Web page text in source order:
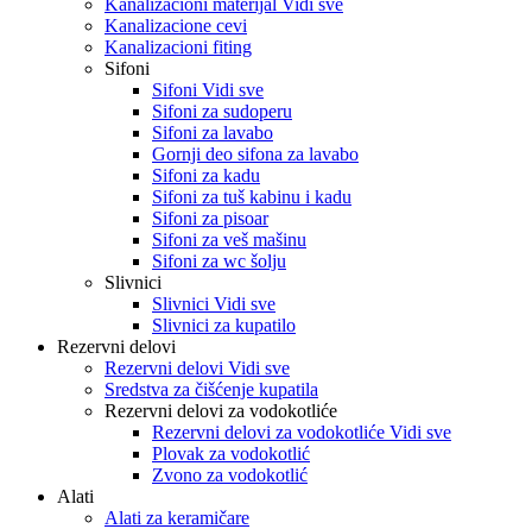
Kanalizacioni materijal Vidi sve
Kanalizacione cevi
Kanalizacioni fiting
Sifoni
Sifoni Vidi sve
Sifoni za sudoperu
Sifoni za lavabo
Gornji deo sifona za lavabo
Sifoni za kadu
Sifoni za tuš kabinu i kadu
Sifoni za pisoar
Sifoni za veš mašinu
Sifoni za wc šolju
Slivnici
Slivnici Vidi sve
Slivnici za kupatilo
Rezervni delovi
Rezervni delovi Vidi sve
Sredstva za čišćenje kupatila
Rezervni delovi za vodokotliće
Rezervni delovi za vodokotliće Vidi sve
Plovak za vodokotlić
Zvono za vodokotlić
Alati
Alati za keramičare